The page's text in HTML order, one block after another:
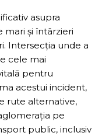
asupra
mari și întârzieri
Intersecția unde a
cele mai
pentru
acestui incident,
rute alternative,
pe
public, inclusiv